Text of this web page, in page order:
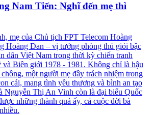
Nam Tiến: Nghĩ đến mẹ thì
mẹ của Chủ tịch FPT Telecom Hoàng
Hoàng Đan – vị tướng phòng thủ giỏi bậc
dân Việt Nam trong thời kỳ chiến tranh
và Biên giới 1978 - 1981. Không chỉ là hậu
một người mẹ đầy trách nhiệm trong
cái, mang tình yêu thương và bình an tạo
Nguyễn Thị An Vinh còn là đại biểu Quốc
những thành quả ấy, cả cuộc đời bà